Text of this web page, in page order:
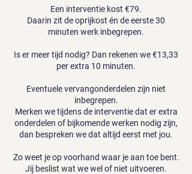
Een interventie kost €79.
Daarin zit de oprijkost én de eerste 30
minuten werk inbegrepen.
Is er meer tijd nodig? Dan rekenen we €13,33
per extra 10 minuten.
Eventuele vervangonderdelen zijn niet
inbegrepen.
Merken we tijdens de interventie dat er extra
onderdelen of bijkomende werken nodig zijn,
dan bespreken we dat altijd eerst met jou.
Zo weet je op voorhand waar je aan toe bent.
Jij beslist wat we wel of niet uitvoeren.